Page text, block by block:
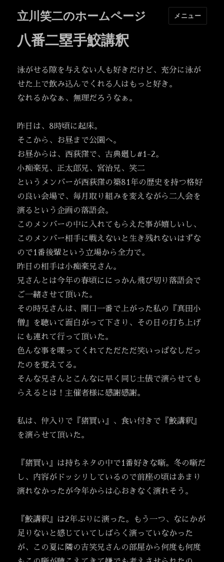
立川笑二のホームページ メニュー
八番二塁手鮫講釈
泳がせる隙を与えない人も好きだけど、充分に泳が
せた上で飲み込んでくれる人はもっと好き。
なれるかなぁ、無理だろうなぁ。
昨日は、8時頃に起床。
そこから、お昼まで公園へ。
お昼からは、西荻窪で、古典廻し#1-2。
小痴楽兄、正太郎兄、宮治兄、笑二
というメンバーが西荻窪の築81年の歴史を持つ格好
の良い会場で、毎月取り組みを変えながら二人会を
演るという企画の落語会。
このメンバーの中に入れてもらえた事が嬉しいし、
このメンバー相手に戦えないと生き残れないはずな
ので1番後輩という立場から全力で。
昨日の相手は小痴楽兄さん。
兄さんとは今年の春頃ににっかん飛び切り落語会で
ご一緒させて頂いた。
その時兄さんは、開口一番で上がった私の『真田小
僧』を聴いて面白がって下さり、その日の打ち上げ
にも連れて行って頂いた。
色んな事を喋ってくれてただただ笑いっぱなしだっ
たのを覚えてる。
そんな兄さんとこんなに早く同じ土俵で演らせても
らえるとは！主催者様に感謝感謝。
私は、仲入りで『猪買い』、食い付きで『鮫講釈』
を演らせて頂いた。
『猪買い』は持ちネタの中で1番好きな噺。冬の噺だ
し、内容がドッシリしているので前座の頃はあまり
演れなかったが今年からは心おきなく演れそう。
『鮫講釈』は2年ぶりに演った。もう一つ、なにかが
足りないと感じていてしばらく演っていなかった
が、この夏に隣の吉笑兄さんの部屋から何度も何度